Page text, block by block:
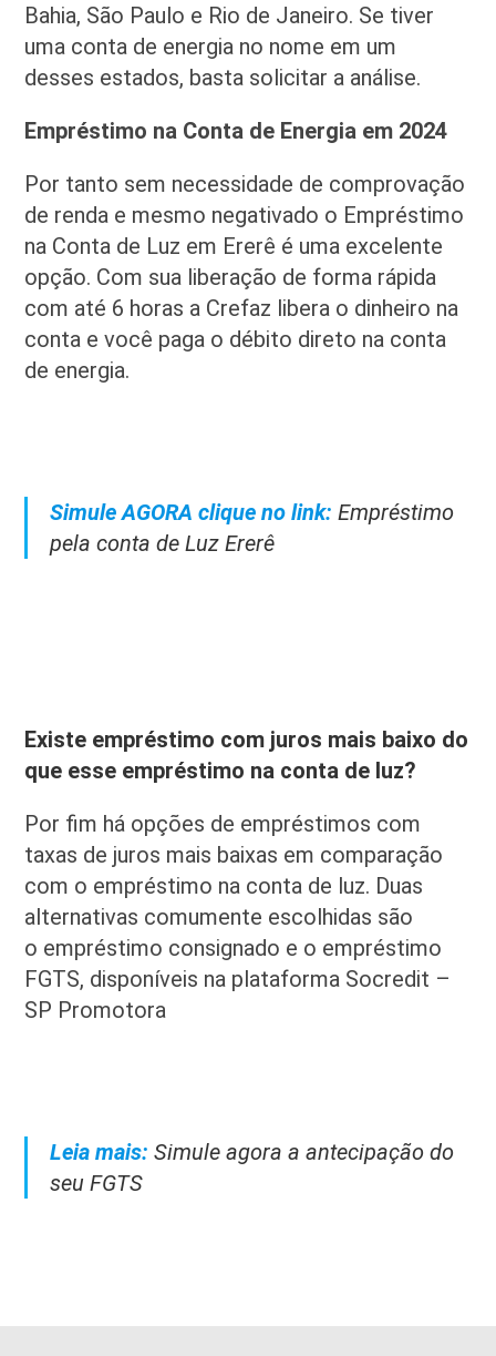
Bahia, São Paulo e Rio de Janeiro. Se tiver
uma conta de energia no nome em um
desses estados, basta solicitar a análise.
Empréstimo na Conta de Energia em 2024
Por tanto sem necessidade de comprovação
de renda e mesmo negativado o Empréstimo
na Conta de Luz em Ererê é uma excelente
opção. Com sua liberação de forma rápida
com até 6 horas a Crefaz libera o dinheiro na
conta e você paga o débito direto na conta
de energia.
Simule AGORA clique no link: Empréstimo
pela conta de Luz Ererê
Existe empréstimo com juros mais baixo do
que esse empréstimo na conta de luz?
Por fim há opções de empréstimos com
taxas de juros mais baixas em comparação
com o empréstimo na conta de luz. Duas
alternativas comumente escolhidas são
o empréstimo consignado e o empréstimo
FGTS, disponíveis na plataforma Socredit –
SP Promotora
Leia mais: Simule agora a antecipação do
seu FGTS